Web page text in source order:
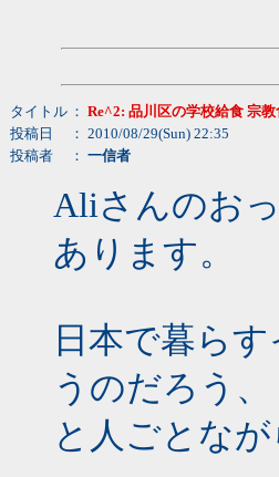
タイトル ： Re^2: 品川区の学校給食 宗
投稿日
： 2010/08/29(Sun) 22:35
投稿者
： 一信者
Aliさんのお
あります。
日本で暮ら
うのだろう、
と人ごとな